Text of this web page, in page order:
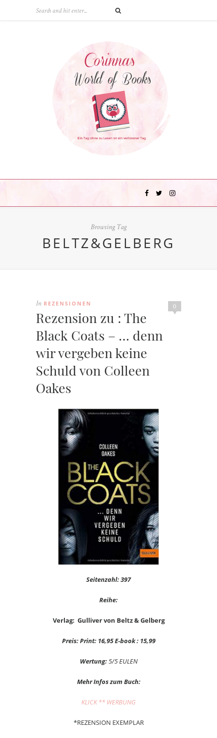
Browsing Tag
BELTZ&GELBERG
0
In REZENSIONEN
Rezension zu : The
Black Coats – … denn
wir vergeben keine
Schuld von Colleen
Oakes
Seitenzahl: 397
Reihe:
Verlag: Gulliver von Beltz & Gelberg
Preis: Print: 16,95 E-book : 15,99
Wertung:5/5 EULEN
Mehr Infos zum Buch:
KLICK ** WERBUNG
*REZENSION EXEMPLAR